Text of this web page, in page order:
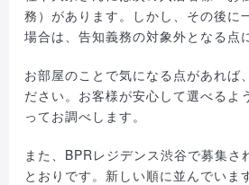
務）があります。しかし、その後に
場合は、告知義務の対象外となる点
お部屋のことで気になる点があれば
ださい。お客様が安心して選べるよ
ってお調べします。
また、BPRレジデンス渋谷で募集さ
とおりです。新しい順に並んでいま